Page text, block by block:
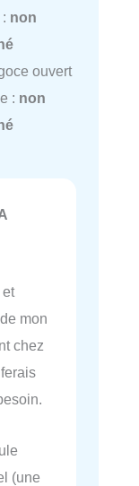
non
ouvert
: non
et
mon
chez
(une